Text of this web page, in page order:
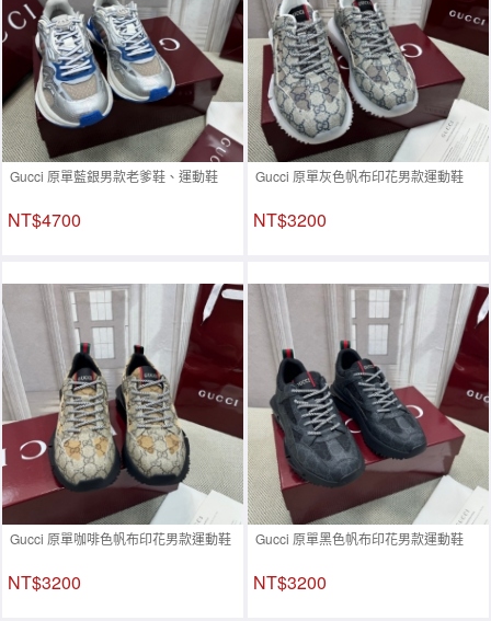
Gucci 原單藍銀男款老爹鞋、運動鞋
NT$4700
Gucci 原單灰色帆布印花男款運動鞋
NT$3200
Gucci 原單咖啡色帆布印花男款運動鞋
NT$3200
Gucci 原單黑色帆布印花男款運動鞋
NT$3200